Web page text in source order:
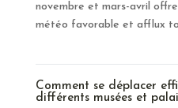
novembre et mars-avril
météo favorable et afflux
Comment se déplacer
différents musées et